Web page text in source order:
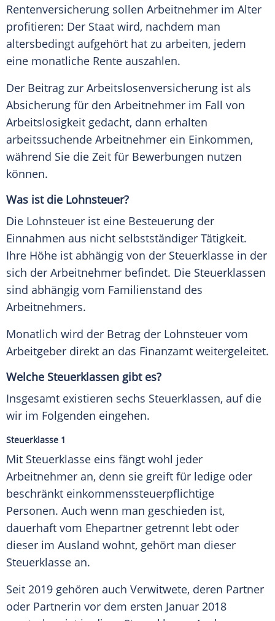
Rentenversicherung sollen Arbeitnehmer im Alter
profitieren: Der Staat wird, nachdem man
altersbedingt aufgehört hat zu arbeiten, jedem
eine monatliche Rente auszahlen.
Der Beitrag zur Arbeitslosenversicherung ist als
Absicherung für den Arbeitnehmer im Fall von
Arbeitslosigkeit gedacht, dann erhalten
arbeitssuchende Arbeitnehmer ein Einkommen,
während Sie die Zeit für Bewerbungen nutzen
können.
Was ist die Lohnsteuer?
Die Lohnsteuer ist eine Besteuerung der
Einnahmen aus nicht selbstständiger Tätigkeit.
Ihre Höhe ist abhängig von der Steuerklasse in der
sich der Arbeitnehmer befindet. Die Steuerklassen
sind abhängig vom Familienstand des
Arbeitnehmers.
Monatlich wird der Betrag der Lohnsteuer vom
Arbeitgeber direkt an das Finanzamt weitergeleitet.
Welche Steuerklassen gibt es?
Insgesamt existieren sechs Steuerklassen, auf die
wir im Folgenden eingehen.
Steuerklasse 1
Mit Steuerklasse eins fängt wohl jeder
Arbeitnehmer an, denn sie greift für ledige oder
beschränkt einkommenssteuerpflichtige
Personen. Auch wenn man geschieden ist,
dauerhaft vom Ehepartner getrennt lebt oder
dieser im Ausland wohnt, gehört man dieser
Steuerklasse an.
Seit 2019 gehören auch Verwitwete, deren Partner
oder Partnerin vor dem ersten Januar 2018